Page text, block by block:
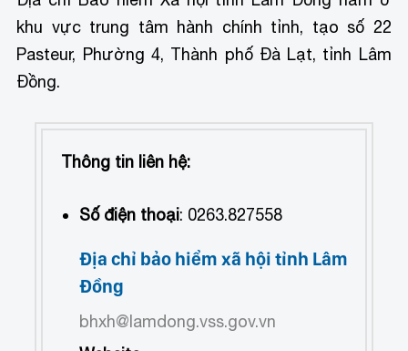
khu vực trung tâm hành chính tỉnh, tạo số 22
Pasteur, Phường 4, Thành phố Đà Lạt, tỉnh Lâm
Đồng.
Thông tin liên hệ:
Số điện thoại: 0263.827558
Địa chỉ bảo hiểm xã hội tỉnh Lâm
Đồng
bhxh@lamdong.vss.gov.vn